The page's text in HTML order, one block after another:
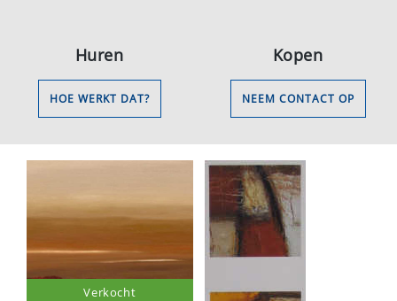
Huren
HOE WERKT DAT?
Kopen
NEEM CONTACT OP
Verkocht